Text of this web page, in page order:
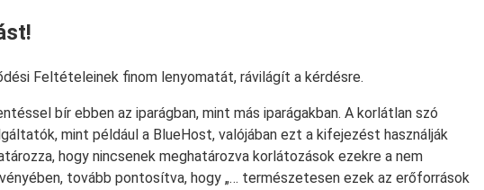
Feltételeinek finom lenyomatát, rávilágít a kérdésre.
bír ebben az iparágban, mint más iparágakban. A korlátlan szó
mint például a BlueHost, valójában ezt a kifejezést használják
hogy nincsenek meghatározva korlátozások ezekre a nem
tovább pontosítva, hogy „… természetesen ezek az erőforrások